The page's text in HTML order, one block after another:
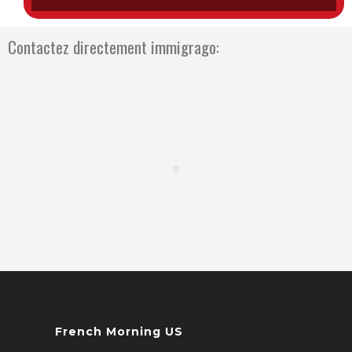
Contactez directement immigrago:
French Morning US